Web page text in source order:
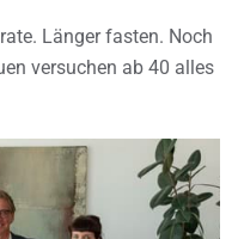
Länger fasten. Noch
versuchen ab 40 alles